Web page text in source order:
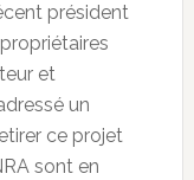
président
et
un
ce projet
sont en